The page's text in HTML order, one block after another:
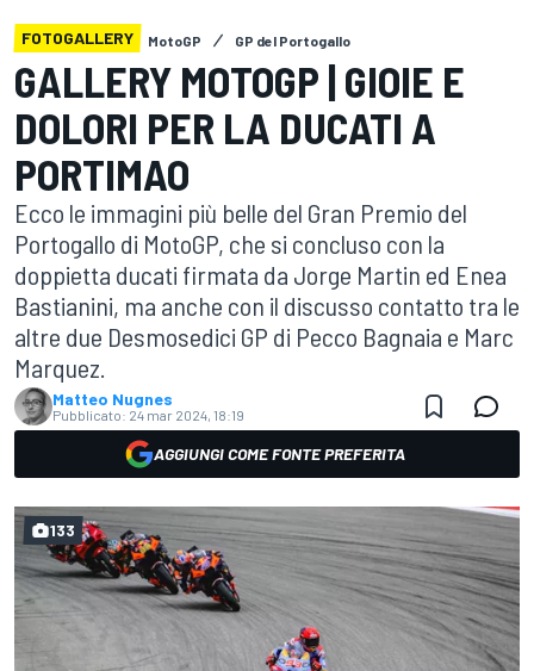
FOTOGALLERY MotoGP GP del Portogallo
GALLERY MOTOGP | GIOIE E
DOLORI PER LA DUCATI A
PORTIMAO
Ecco le immagini più belle del Gran Premio del
Portogallo di MotoGP, che si concluso con la
doppietta ducati firmata da Jorge Martin ed Enea
Bastianini, ma anche con il discusso contatto tra le
altre due Desmosedici GP di Pecco Bagnaia e Marc
Marquez.
Matteo Nugnes
Pubblicato: 24 mar 2024, 18:19
AGGIUNGI COME FONTE PREFERITA
133